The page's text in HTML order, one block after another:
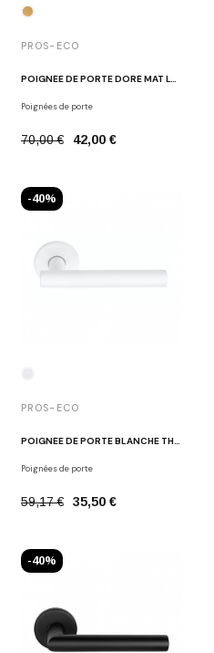
PROS-ECO
POIGNÉE DE PORTE DORÉ MAT LOUISE
Poignées de porte
70,00 € 42,00 €
PROS-ECO
POIGNÉE DE PORTE BLANCHE THELMA
Poignées de porte
59,17 € 35,50 €
-40%
-40%